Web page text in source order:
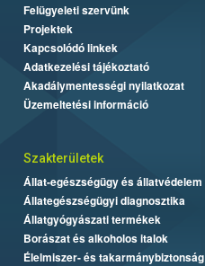
Felügyeleti szervünk
Projektek
Kapcsolódó linkek
Adatkezelési tájékoztató
Akadálymentességi nyilatkozat
Üzemeltetési információ
Szakterületek
Állat-egészségügy és állatvédelem
Állategészségügyi diagnosztika
Állatgyógyászati termékek
Borászat és alkoholos italok
Élelmiszer- és takarmánybiztonság